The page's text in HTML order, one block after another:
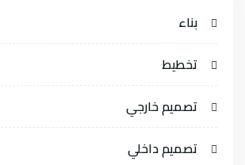
بناء
تخطيط
تصميم خارجي
تصميم داخلي